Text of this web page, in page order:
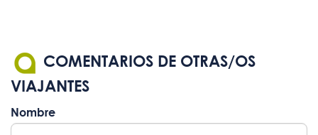
COMENTARIOS DE OTRAS/OS
VIAJANTES
Nombre